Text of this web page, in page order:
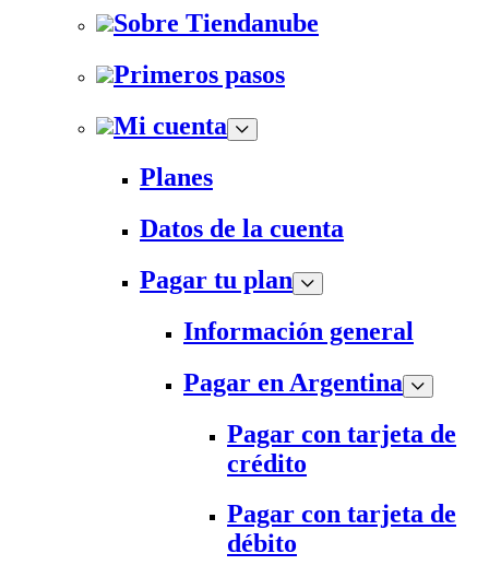
Sobre Tiendanube
Primeros pasos
Mi cuenta
Planes
Datos de la cuenta
Pagar tu plan
Información general
Pagar en Argentina
Pagar con tarjeta de
crédito
Pagar con tarjeta de
débito